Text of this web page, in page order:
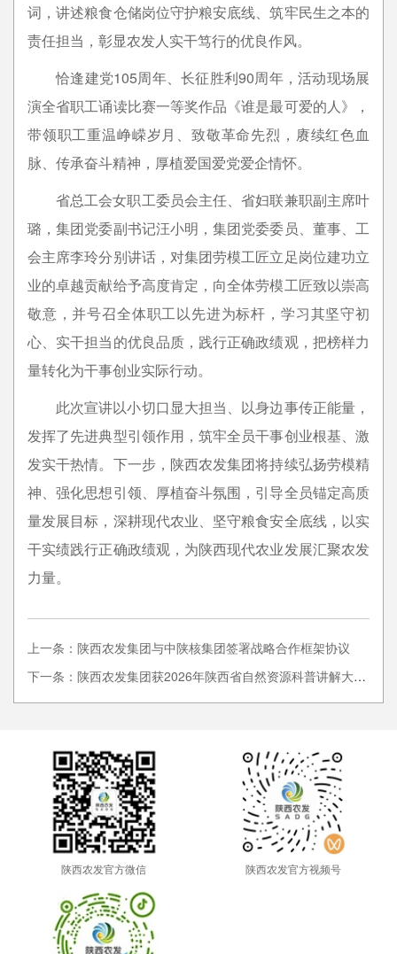
词，讲述粮食仓储岗位守护粮安底线、筑牢民生之本的
责任担当，彰显农发人实干笃行的优良作风。
恰逢建党105周年、长征胜利90周年，活动现场展
演全省职工诵读比赛一等奖作品《谁是最可爱的人》，
带领职工重温峥嵘岁月、致敬革命先烈，赓续红色血
脉、传承奋斗精神，厚植爱国爱党爱企情怀。
省总工会女职工委员会主任、省妇联兼职副主席叶
璐，集团党委副书记汪小明，集团党委委员、董事、工
会主席李玲分别讲话，对集团劳模工匠立足岗位建功立
业的卓越贡献给予高度肯定，向全体劳模工匠致以崇高
敬意，并号召全体职工以先进为标杆，学习其坚守初
心、实干担当的优良品质，践行正确政绩观，把榜样力
量转化为干事创业实际行动。
此次宣讲以小切口显大担当、以身边事传正能量，
发挥了先进典型引领作用，筑牢全员干事创业根基、激
发实干热情。下一步，陕西农发集团将持续弘扬劳模精
神、强化思想引领、厚植奋斗氛围，引导全员锚定高质
量发展目标，深耕现代农业、坚守粮食安全底线，以实
干实绩践行正确政绩观，为陕西现代农业发展汇聚农发
力量。
上一条：陕西农发集团与中陕核集团签署战略合作框架协议
下一条：陕西农发集团获2026年陕西省自然资源科普讲解大赛多项荣誉
陕西农发官方微信 陕西农发官方视频号